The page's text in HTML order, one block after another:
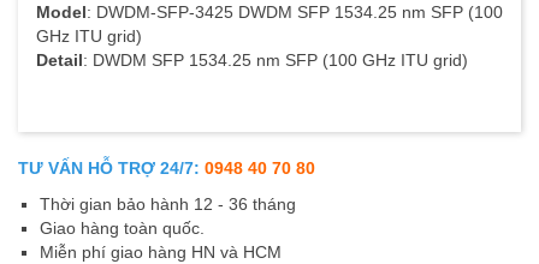
Model: DWDM-SFP-3425 DWDM SFP 1534.25 nm SFP (100
GHz ITU grid)
Detail: DWDM SFP 1534.25 nm SFP (100 GHz ITU grid)
TƯ VẤN HỖ TRỢ 24/7: 0948 40 70 80
Thời gian bảo hành 12 - 36 tháng
Giao hàng toàn quốc.
Miễn phí giao hàng HN và HCM